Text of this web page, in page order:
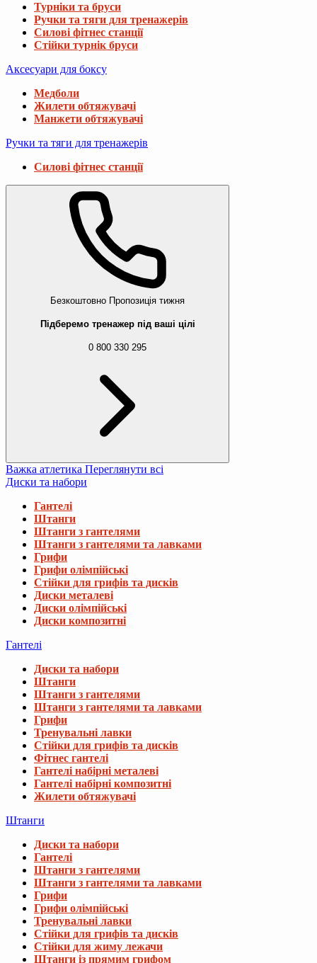
Турніки та бруси
Ручки та тяги для тренажерів
Силові фітнес станції
Стійки турнік бруси
Аксесуари для боксу
Медболи
Жилети обтяжувачі
Манжети обтяжувачі
Ручки та тяги для тренажерів
Силові фітнес станції
Безкоштовно Пропозиція тижня
Підберемо тренажер під ваші цілі
0 800 330 295
Важка атлетика Переглянути всі
Диски та набори
Гантелі
Штанги
Штанги з гантелями
Штанги з гантелями та лавками
Грифи
Грифи олімпійські
Стійки для грифів та дисків
Диски металеві
Диски олімпійські
Диски композитні
Гантелі
Диски та набори
Штанги
Штанги з гантелями
Штанги з гантелями та лавками
Грифи
Тренувальні лавки
Стійки для грифів та дисків
Фітнес гантелі
Гантелі набірні металеві
Гантелі набірні композитні
Жилети обтяжувачі
Штанги
Диски та набори
Гантелі
Штанги з гантелями
Штанги з гантелями та лавками
Грифи
Грифи олімпійські
Тренувальні лавки
Стійки для грифів та дисків
Стійки для жиму лежачи
Штанги із прямим грифом